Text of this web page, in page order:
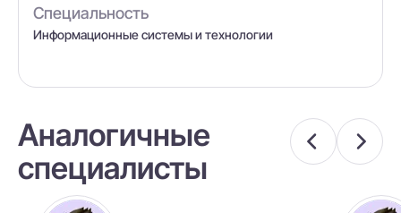
Специальность
Информационные системы и технологии
Аналогичные
специалисты